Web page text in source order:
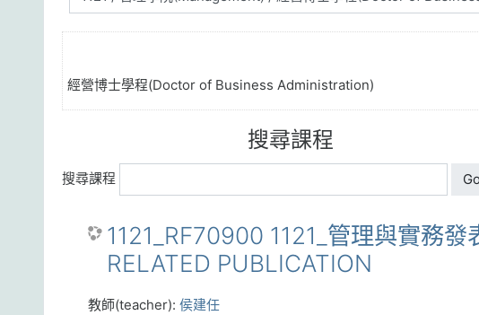
經營博士學程(Doctor of Business Administration)
搜尋課程
搜尋課程 Go
1121_RF70900 1121_管理與實務
RELATED PUBLICATION
教師(teacher): 侯建任